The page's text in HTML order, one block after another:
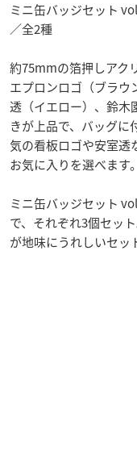
ミニ缶バッジセット
／全2種
約75mmの箔押しアク
エプロンロゴ（ブラウ
透（イエロー）、鈴木
きが上品で、バッグに
気の看板ロゴや安室透
お気に入りを選べます。
ミニ缶バッジセット
で、それぞれ3個セッ
が地味にうれしいセッ